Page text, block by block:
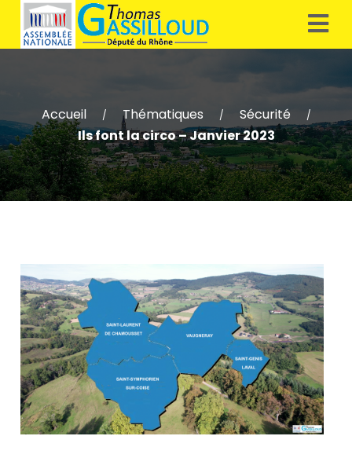
Accueil / Thématiques / Sécurité /
Ils font la circo – Janvier 2023